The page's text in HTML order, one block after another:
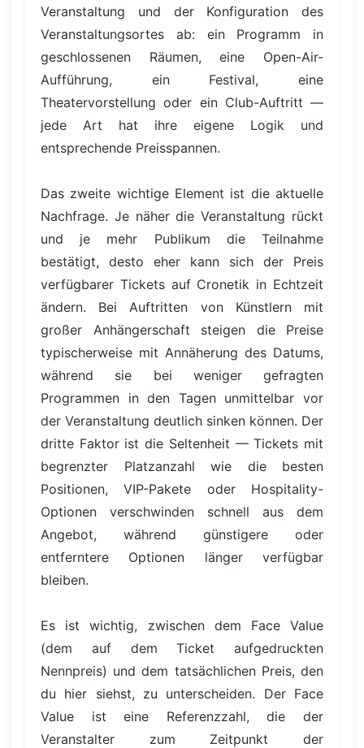
Veranstaltung und der Konfiguration des
Veranstaltungsortes ab: ein Programm in
geschlossenen Räumen, eine Open-Air-
Aufführung, ein Festival, eine
Theatervorstellung oder ein Club-Auftritt —
jede Art hat ihre eigene Logik und
entsprechende Preisspannen.
Das zweite wichtige Element ist die aktuelle
Nachfrage. Je näher die Veranstaltung rückt
und je mehr Publikum die Teilnahme
bestätigt, desto eher kann sich der Preis
verfügbarer Tickets auf Cronetik in Echtzeit
ändern. Bei Auftritten von Künstlern mit
großer Anhängerschaft steigen die Preise
typischerweise mit Annäherung des Datums,
während sie bei weniger gefragten
Programmen in den Tagen unmittelbar vor
der Veranstaltung deutlich sinken können. Der
dritte Faktor ist die Seltenheit — Tickets mit
begrenzter Platzanzahl wie die besten
Positionen, VIP-Pakete oder Hospitality-
Optionen verschwinden schnell aus dem
Angebot, während günstigere oder
entferntere Optionen länger verfügbar
bleiben.
Es ist wichtig, zwischen dem Face Value
(dem auf dem Ticket aufgedruckten
Nennpreis) und dem tatsächlichen Preis, den
du hier siehst, zu unterscheiden. Der Face
Value ist eine Referenzzahl, die der
Veranstalter zum Zeitpunkt der